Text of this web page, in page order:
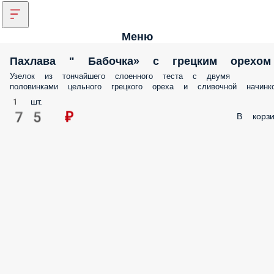
Меню
Пахлава " Бабочка» с грецким орехом
Узелок из тончайшего слоенного теста с двумя
половинками цельного грецкого ореха и сливочной
1 шт.
75 ₽ В